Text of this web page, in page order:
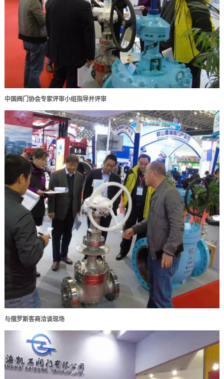
中国阀门协会专家评审小组指导并评审
与俄罗斯客商洽谈现场